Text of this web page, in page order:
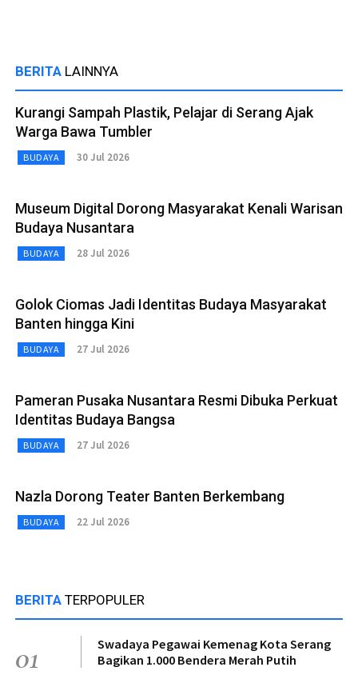
BERITA LAINNYA
Kurangi Sampah Plastik, Pelajar di Serang Ajak
Warga Bawa Tumbler
BUDAYA 30 Jul 2026
Museum Digital Dorong Masyarakat Kenali Warisan
Budaya Nusantara
BUDAYA 28 Jul 2026
Golok Ciomas Jadi Identitas Budaya Masyarakat
Banten hingga Kini
BUDAYA 27 Jul 2026
Pameran Pusaka Nusantara Resmi Dibuka Perkuat
Identitas Budaya Bangsa
BUDAYA 27 Jul 2026
Nazla Dorong Teater Banten Berkembang
BUDAYA 22 Jul 2026
BERITA TERPOPULER
01
Swadaya Pegawai Kemenag Kota Serang
Bagikan 1.000 Bendera Merah Putih